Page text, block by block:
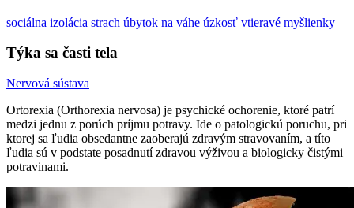
sociálna izolácia strach úbytok na váhe úzkosť vtieravé myšlienky
Týka sa časti tela
Nervová sústava
Ortorexia (Orthorexia nervosa) je psychické ochorenie, ktoré patrí
medzi jednu z porúch príjmu potravy. Ide o patologickú poruchu, pri
ktorej sa ľudia obsedantne zaoberajú zdravým stravovaním, a títo
ľudia sú v podstate posadnutí zdravou výživou a biologicky čistými
potravinami.